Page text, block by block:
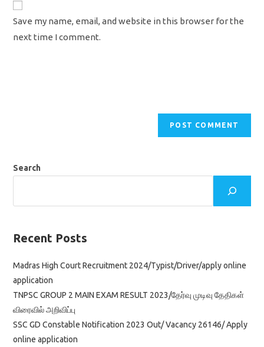
URL
(optional)
Save my name, email, and website in this browser for the
next time I comment.
Search
Recent Posts
Madras High Court Recruitment 2024/Typist/Driver/apply online
application
TNPSC GROUP 2 MAIN EXAM RESULT 2023/தேர்வு முடிவு தேதிகள்
விரைவில் அறிவிப்பு
SSC GD Constable Notification 2023 Out/ Vacancy 26146/ Apply
online application